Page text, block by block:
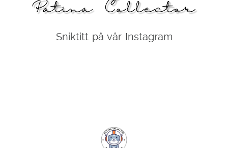
Patina Collector
Sniktitt på vår Instagram